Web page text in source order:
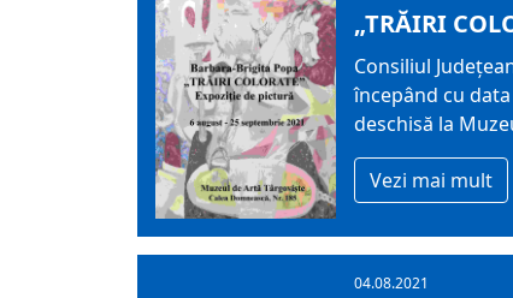
„TRĂIRI
Consiliul
începând cu data
deschisă la
Vezi mai mult
04.08.2021